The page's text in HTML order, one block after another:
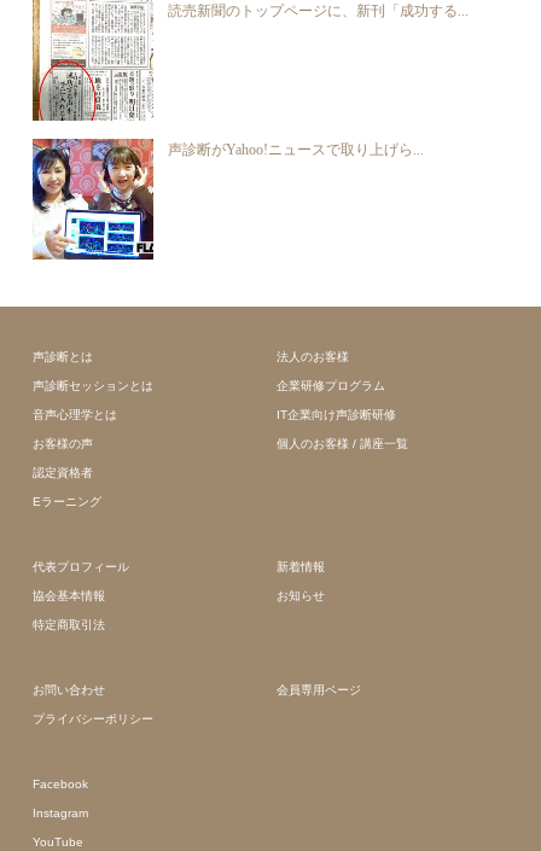
読売新聞のトップページに、新刊「成功する...
声診断がYahoo!ニュースで取り上げら...
声診断とは
声診断セッションとは
音声心理学とは
お客様の声
認定資格者
Eラーニング
法人のお客様
企業研修プログラム
IT企業向け声診断研修
個人のお客様 / 講座一覧
代表プロフィール
協会基本情報
特定商取引法
新着情報
お知らせ
お問い合わせ
プライバシーポリシー
会員専用ページ
Facebook
Instagram
YouTube